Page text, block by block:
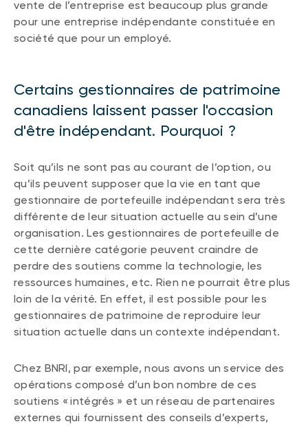
vente de l’entreprise est beaucoup plus grande
pour une entreprise indépendante constituée en
société que pour un employé.
Certains gestionnaires de patrimoine
canadiens laissent passer l'occasion
d'être indépendant. Pourquoi ?
Soit qu’ils ne sont pas au courant de l’option, ou
qu’ils peuvent supposer que la vie en tant que
gestionnaire de portefeuille indépendant sera très
différente de leur situation actuelle au sein d’une
organisation. Les gestionnaires de portefeuille de
cette dernière catégorie peuvent craindre de
perdre des soutiens comme la technologie, les
ressources humaines, etc. Rien ne pourrait être plus
loin de la vérité. En effet, il est possible pour les
gestionnaires de patrimoine de reproduire leur
situation actuelle dans un contexte indépendant.
Chez BNRI, par exemple, nous avons un service des
opérations composé d’un bon nombre de ces
soutiens « intégrés » et un réseau de partenaires
externes qui fournissent des conseils d’experts,